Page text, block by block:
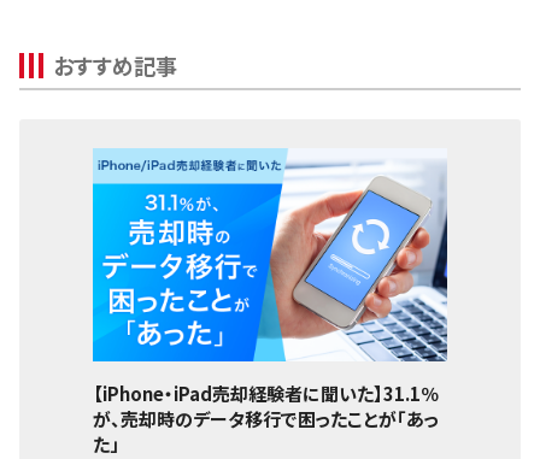
Xiaomi
Qua tab
MediaPad
LAVIE Tab
YOGA Tab
おすすめ記事
【iPhone・iPad売却経験者に聞いた】31.1％
が、売却時のデータ移行で困ったことが「あっ
た」